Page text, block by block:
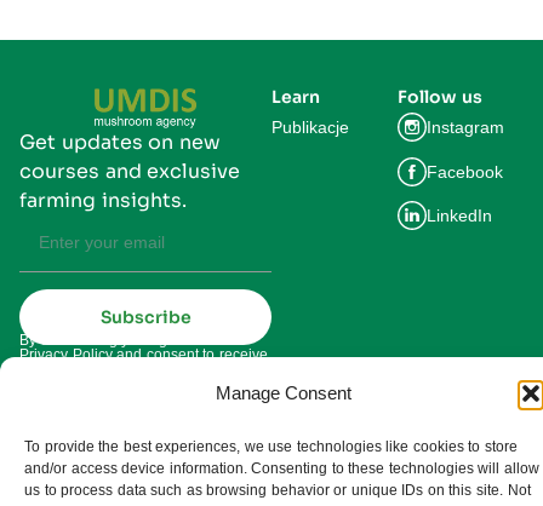
Manage Consent
To provide the best experiences, we use technologies like cookies to store
and/or access device information. Consenting to these technologies will allow
us to process data such as browsing behavior or unique IDs on this site. Not
Get updates on new
courses and exclusive
farming insights.
Subscribe
By subscribing you agree to our
Privacy Policy and consent to receive
Learn
Publikacje
Follow us
Instagram
Facebook
LinkedIn
© 2025 UMDIS. All rights reserved.
Terms of service